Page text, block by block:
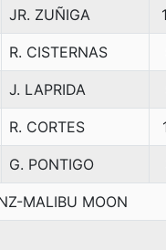
JR. ZUÑIGA
R. CISTERNAS
J. LAPRIDA
R. CORTES
G. PONTIGO
MALIBU MOON